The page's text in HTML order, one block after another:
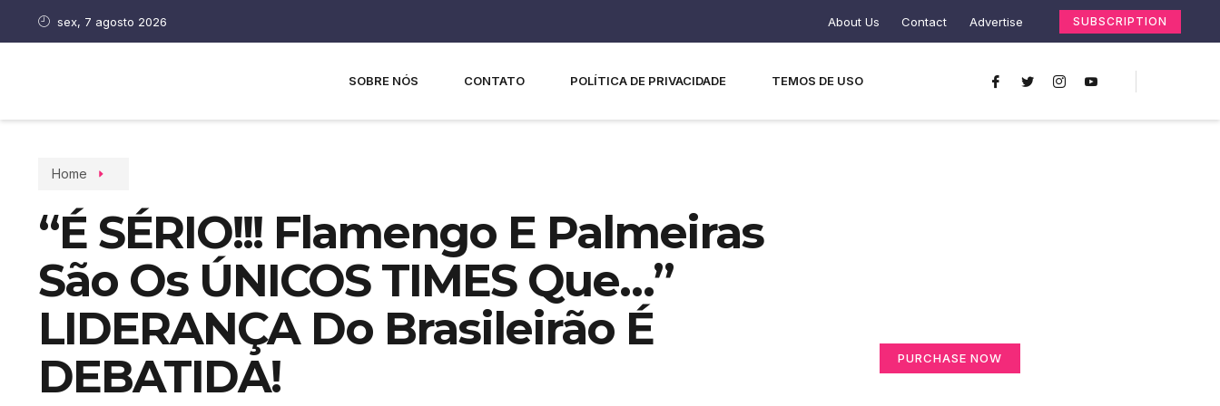
sex, 7 agosto 2026 About Us Contact Advertise SUBSCRIPTION
SOBRE NÓS CONTATO POLÍTICA DE PRIVACIDADE TEMOS DE USO
Home
“É SÉRIO!!! Flamengo E Palmeiras
São Os ÚNICOS TIMES Que…”
LIDERANÇA Do Brasileirão É
DEBATIDA!
PURCHASE NOW